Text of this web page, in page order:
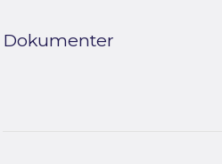
Dokumenter